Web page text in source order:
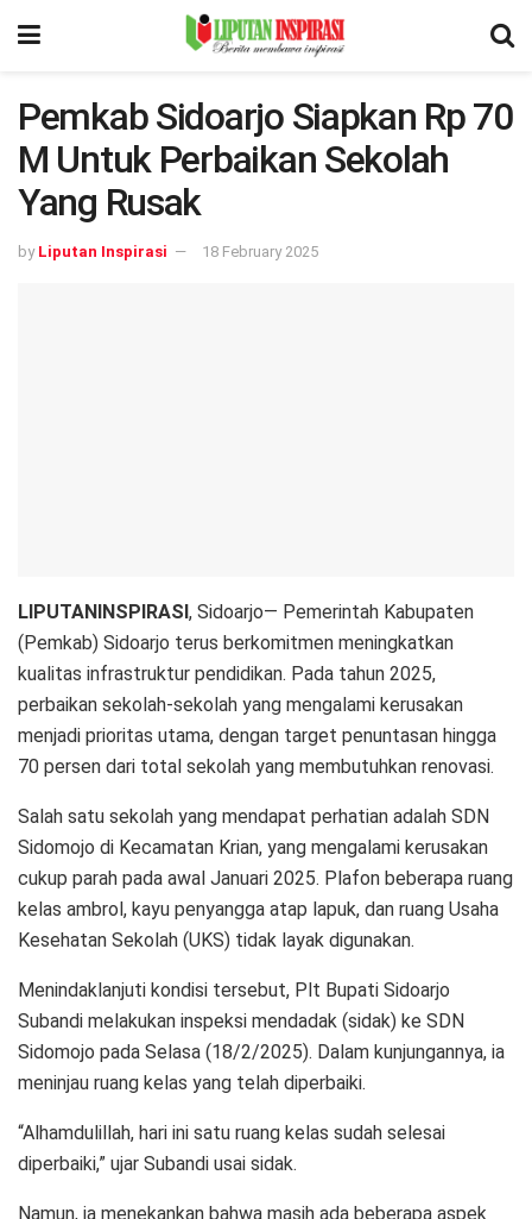
Pemkab Sidoarjo Siapkan Rp 70
M Untuk Perbaikan Sekolah
Yang Rusak
by Liputan Inspirasi 18 February 2025
LIPUTANINSPIRASI, Sidoarjo— Pemerintah Kabupaten
(Pemkab) Sidoarjo terus berkomitmen meningkatkan
kualitas infrastruktur pendidikan. Pada tahun 2025,
perbaikan sekolah-sekolah yang mengalami kerusakan
menjadi prioritas utama, dengan target penuntasan hingga
70 persen dari total sekolah yang membutuhkan renovasi.
Salah satu sekolah yang mendapat perhatian adalah SDN
Sidomojo di Kecamatan Krian, yang mengalami kerusakan
cukup parah pada awal Januari 2025. Plafon beberapa ruang
kelas ambrol, kayu penyangga atap lapuk, dan ruang Usaha
Kesehatan Sekolah (UKS) tidak layak digunakan.
Menindaklanjuti kondisi tersebut, Plt Bupati Sidoarjo
Subandi melakukan inspeksi mendadak (sidak) ke SDN
Sidomojo pada Selasa (18/2/2025). Dalam kunjungannya, ia
meninjau ruang kelas yang telah diperbaiki.
“Alhamdulillah, hari ini satu ruang kelas sudah selesai
diperbaiki,” ujar Subandi usai sidak.
Namun, ia menekankan bahwa masih ada beberapa aspek